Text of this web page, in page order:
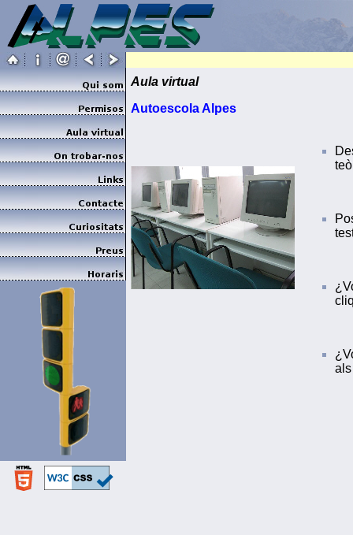
Aula virtual
Autoescola Alpes